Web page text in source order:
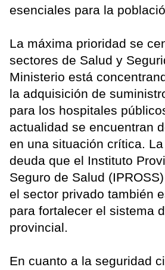
esenciales para la
La máxima prioridad se
sectores de Salud y
Ministerio está
la adquisición de
para los hospitales
actualidad se encuentran
en una situación crítica.
deuda que el Instituto
Seguro de Salud
el sector privado también
para fortalecer el sistema
provincial.
En cuanto a la seguridad